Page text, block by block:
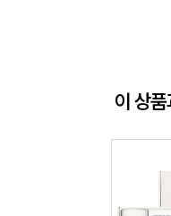
이 상